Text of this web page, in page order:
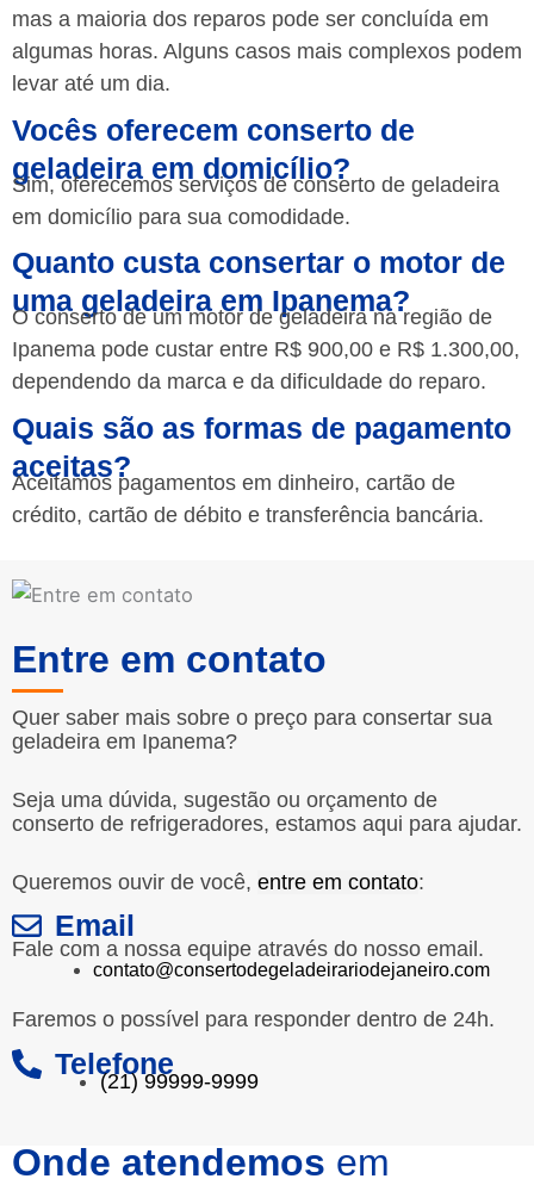
mas a maioria dos reparos pode ser concluída em
algumas horas. Alguns casos mais complexos podem
levar até um dia.
Vocês oferecem conserto de
geladeira em domicílio?
Sim, oferecemos serviços de conserto de geladeira
em domicílio para sua comodidade.
Quanto custa consertar o motor de
uma geladeira em Ipanema?
O conserto de um motor de geladeira na região de
Ipanema pode custar entre R$ 900,00 e R$ 1.300,00,
dependendo da marca e da dificuldade do reparo.
Quais são as formas de pagamento
aceitas?
Aceitamos pagamentos em dinheiro, cartão de
crédito, cartão de débito e transferência bancária.
Entre em contato
Quer saber mais sobre o preço para consertar sua
geladeira em Ipanema?
Seja uma dúvida, sugestão ou orçamento de
conserto de refrigeradores, estamos aqui para ajudar.
Queremos ouvir de você, entre em contato:
Email
Fale com a nossa equipe através do nosso email.
contato@consertodegeladeirariodejaneiro.com
Faremos o possível para responder dentro de 24h.
Telefone
(21) 99999-9999
Onde atendemos em